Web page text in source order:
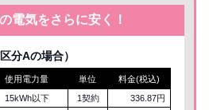
電気をさらに安く！
分Aの場合）
使用電力量 単位
料金(税込)
15kWh以下 1契約 336.87円